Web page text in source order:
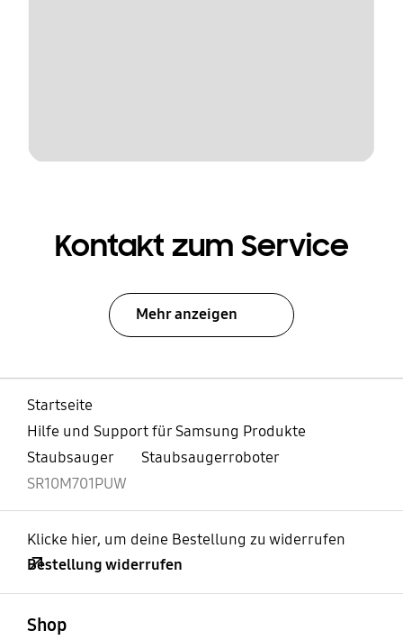
Kontakt zum Service
Mehr anzeigen
Startseite
Hilfe und Support für Samsung Produkte
Staubsauger
Staubsaugerroboter
SR10M701PUW
Klicke hier, um deine Bestellung zu widerrufen
Bestellung widerrufen
Shop